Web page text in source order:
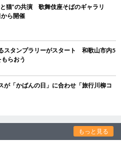
猫”の共演 歌舞伎座そばのギャラリ
ら開催
スタンプラリーがスタート 和歌山市内5
らおう
「かばんの日」に合わせ「旅行川柳コ
もっと見る